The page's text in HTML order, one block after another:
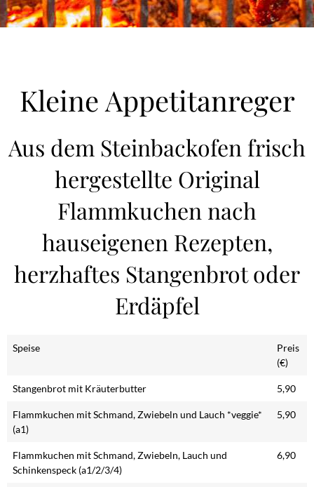
Kleine Appetitanreger
Aus dem Steinbackofen frisch
hergestellte Original
Flammkuchen nach
hauseigenen Rezepten,
herzhaftes Stangenbrot oder
Erdäpfel
Speise
Preis
(€)
Stangenbrot mit Kräuterbutter 5,90
Flammkuchen mit Schmand, Zwiebeln und Lauch *veggie*
(a1)
5,90
Flammkuchen mit Schmand, Zwiebeln, Lauch und
Schinkenspeck (a1/2/3/4)
6,90